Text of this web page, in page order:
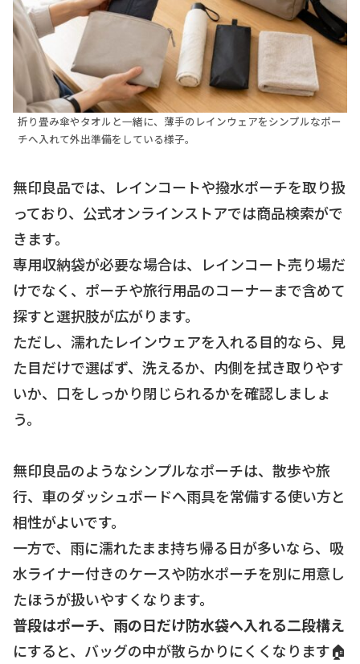
折り畳み傘やタオルと一緒に、薄手のレインウェアをシンプルなポー
チへ入れて外出準備をしている様子。
無印良品では、レインコートや撥水ポーチを取り扱
っており、公式オンラインストアでは商品検索がで
きます。
専用収納袋が必要な場合は、レインコート売り場だ
けでなく、ポーチや旅行用品のコーナーまで含めて
探すと選択肢が広がります。
ただし、濡れたレインウェアを入れる目的なら、見
た目だけで選ばず、洗えるか、内側を拭き取りやす
いか、口をしっかり閉じられるかを確認しましょ
う。
無印良品のようなシンプルなポーチは、散歩や旅
行、車のダッシュボードへ雨具を常備する使い方と
相性がよいです。
一方で、雨に濡れたまま持ち帰る日が多いなら、吸
水ライナー付きのケースや防水ポーチを別に用意し
たほうが扱いやすくなります。
普段はポーチ、雨の日だけ防水袋へ入れる二段構え
にすると、バッグの中が散らかりにくくなります🏠